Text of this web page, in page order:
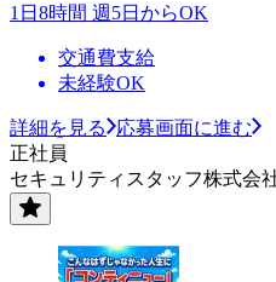
1日8時間 週5日からOK
交通費支給
未経験OK
詳細を見る
応募画面に進む
正社員
セキュリティスタッフ株式会